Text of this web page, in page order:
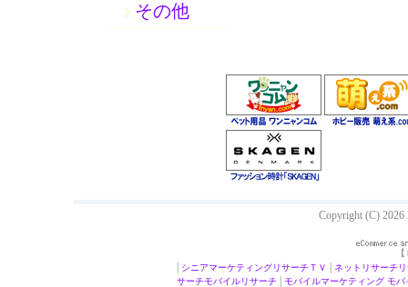
その他
Copyright (C) 2026
シニアマーケティングリサーチＴＶ ネットリサーチ
サーチモバイルリサーチ モバイルマーケティング モバ